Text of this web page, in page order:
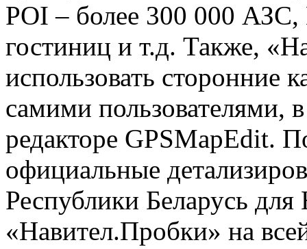
POI – более 300 000
гостиниц и т.д. Также,
использовать сторонние
самими пользователями,
редакторе GPSMapEdit.
официальные
Республики Беларусь
«Навител.Пробки» на